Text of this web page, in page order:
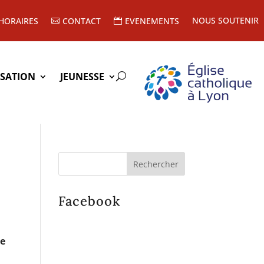
CONTACT EVENEMENTS NOUS SOUTENIR
JEUNESSE
Facebook